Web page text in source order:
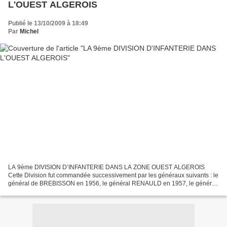
L'OUEST ALGEROIS
Publié le 13/10/2009 à 18:49
Par Michel
LA 9ème DIVISION D’INFANTERIE DANS LA ZONE OUEST ALGEROIS
Cette Division fut commandée successivement par les généraux suivants : le
général de BREBISSON en 1956, le général RENAULD en 1957, le général